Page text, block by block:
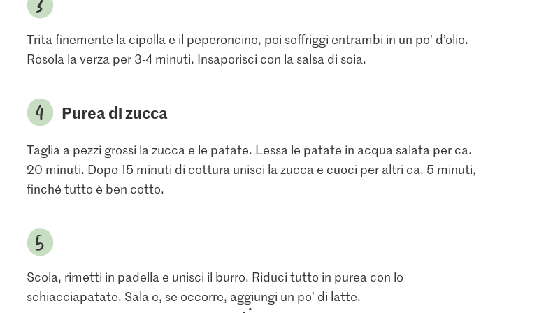
Trita finemente la cipolla e il peperoncino, poi soffriggi entrambi in un po’ d’olio.
Rosola la verza per 3-4 minuti. Insaporisci con la salsa di soia.
Purea di zucca
Taglia a pezzi grossi la zucca e le patate. Lessa le patate in acqua salata per ca.
20 minuti. Dopo 15 minuti di cottura unisci la zucca e cuoci per altri ca. 5 minuti,
finché tutto è ben cotto.
Scola, rimetti in padella e unisci il burro. Riduci tutto in purea con lo
schiacciapatate. Sala e, se occorre, aggiungi un po’ di latte.